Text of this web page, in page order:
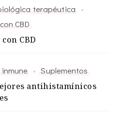
terapéutica
CBD
CBD
Suplementos
antihistamínicos